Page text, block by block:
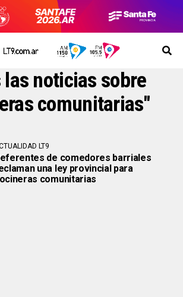
las noticias sobre
comunitarias"
LT9
de comedores barriales
una ley provincial para
comunitarias